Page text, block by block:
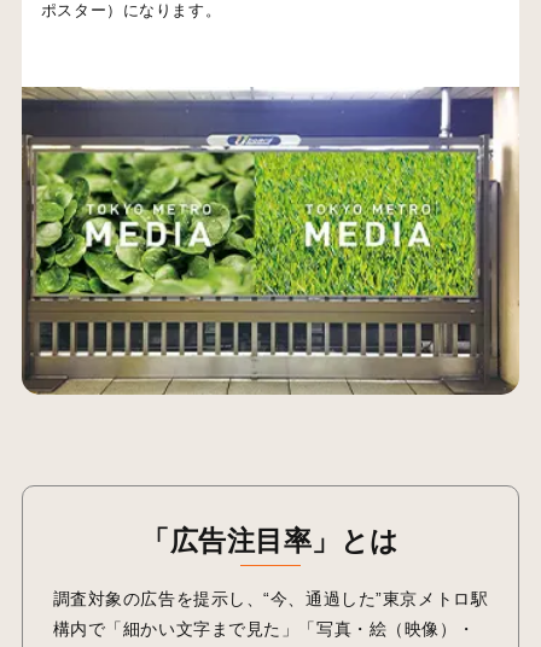
ポスター）になります。
「広告注目率」とは
調査対象の広告を提示し、“今、通過した”東京メトロ駅
構内で「細かい文字まで見た」「写真・絵（映像）・